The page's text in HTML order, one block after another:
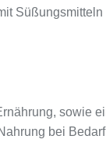
sowie
bei